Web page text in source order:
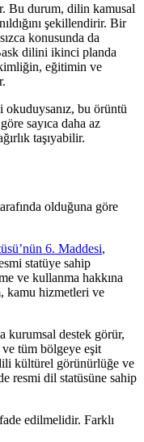
Bu durum, dilin kamusal
şekillendirir. Bir
konusunda da
dilini ikinci planda
eğitimin ve
okuduysanız, bu örüntü
sayıca daha az
taşıyabilir.
olduğuna göre
6. Maddesi,
statüye sahip
ve kullanma hakkına
kamu hizmetleri ve
kurumsal destek görür,
tüm bölgeye eşit
kültürel görünürlüğe ve
resmi dil statüsüne sahip
edilmelidir. Farklı